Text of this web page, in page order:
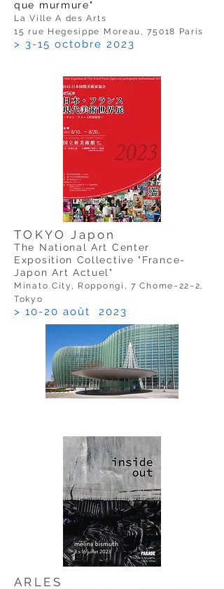
que murmure"
La Ville A des Arts
15 rue Hegesippe Moreau, 75018 Paris
> 3-15 octobre 2023
TOKYO Japon
The National Art Center
Exposition Collective "France-
Japon Art Actuel"
Minato City, Roppongi, 7 Chome−22−2,
Tokyo
> 10-20 août 2023
ARLES